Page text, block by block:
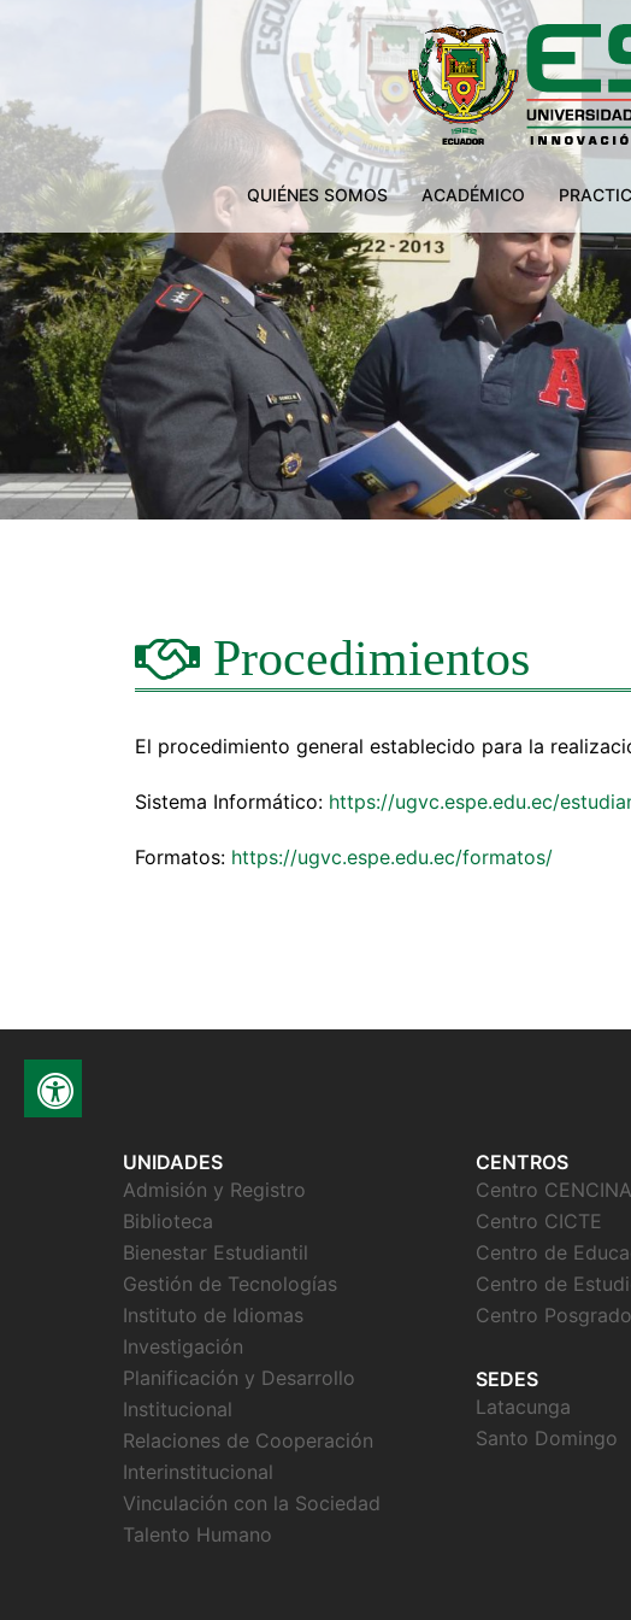
QUIÉNES SOMOS ACADÉMICO
Procedimientos
El procedimiento general establecido para la
Sistema Informático: https://ugvc.espe.edu.ec/
Formatos: https://ugvc.espe.edu.ec/formatos/
UNIDADES
Admisión y Registro
Biblioteca
Bienestar Estudiantil
Gestión de Tecnologías
Instituto de Idiomas
Investigación
Planificación y Desarrollo
Institucional
Relaciones de Cooperación
Interinstitucional
Vinculación con la Sociedad
Talento Humano
CENTROS
Centro
Centro CICTE
Centro de
Centro de
Centro
SEDES
Latacunga
Santo Domingo